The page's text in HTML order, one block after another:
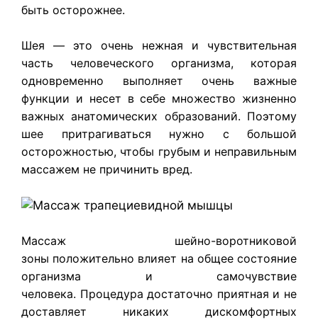
быть осторожнее.
Шея — это очень нежная и чувствительная
часть человеческого организма, которая
одновременно выполняет очень важные
функции и несет в себе множество жизненно
важных анатомических образований. Поэтому
шее притрагиваться нужно с большой
осторожностью, чтобы грубым и неправильным
массажем не причинить вред.
Массаж шейно-воротниковой
зоны положительно влияет на общее состояние
организма и самочувствие
человека. Процедура достаточно приятная и не
доставляет никаких дискомфортных